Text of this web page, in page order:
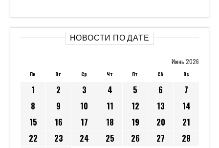
НОВОСТИ ПО ДАТЕ
Июнь 2026
Пн Вт Ср Чт Пт Сб Вс
1 2 3 4 5 6
7
8
9 10 11 12 13
14
15
16 17 18 19 20
21
22
23 24 25 26 27
28